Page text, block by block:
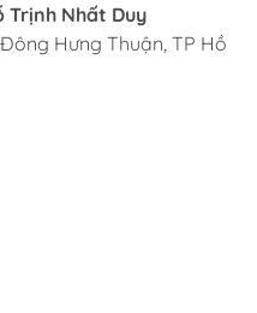
Trịnh Nhất Duy
Hưng Thuận, TP Hồ